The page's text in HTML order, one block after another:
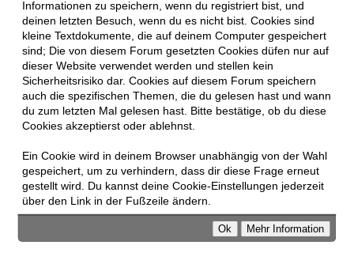
Informationen zu speichern, wenn du registriert bist, und
deinen letzten Besuch, wenn du es nicht bist. Cookies sind
kleine Textdokumente, die auf deinem Computer gespeichert
sind; Die von diesem Forum gesetzten Cookies düfen nur auf
dieser Website verwendet werden und stellen kein
Sicherheitsrisiko dar. Cookies auf diesem Forum speichern
auch die spezifischen Themen, die du gelesen hast und wann
du zum letzten Mal gelesen hast. Bitte bestätige, ob du diese
Cookies akzeptierst oder ablehnst.
Ein Cookie wird in deinem Browser unabhängig von der Wahl
gespeichert, um zu verhindern, dass dir diese Frage erneut
gestellt wird. Du kannst deine Cookie-Einstellungen jederzeit
über den Link in der Fußzeile ändern.